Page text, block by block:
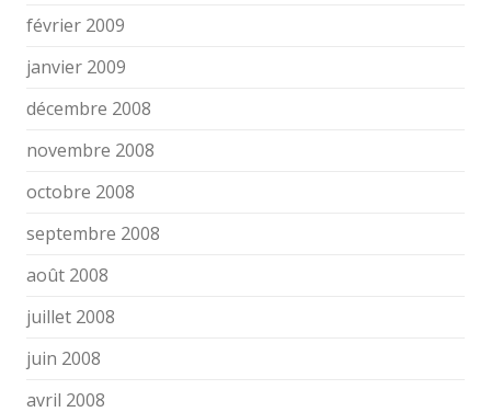
février 2009
janvier 2009
décembre 2008
novembre 2008
octobre 2008
septembre 2008
août 2008
juillet 2008
juin 2008
avril 2008